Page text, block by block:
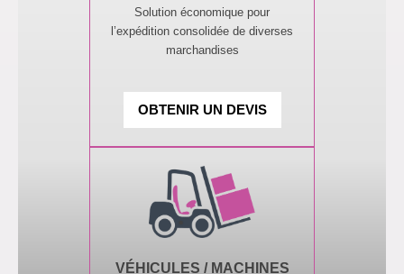
Solution économique pour
l’expédition consolidée de diverses
marchandises
OBTENIR UN DEVIS
VÉHICULES / MACHINES